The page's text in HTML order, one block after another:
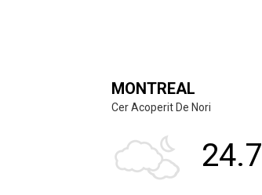
MONTREAL
Cer Acoperit De Nori
24.7